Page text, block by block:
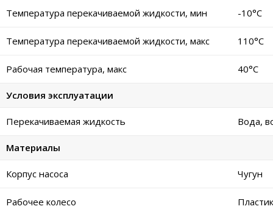
Температура перекачиваемой жидкости, мин -10°C
Температура перекачиваемой жидкости, макс 110°C
Рабочая температура, макс 40°C
Условия эксплуатации
Перекачиваемая жидкость Вода,
Материалы
Корпус насоса Чугун
Рабочее колесо Пластик